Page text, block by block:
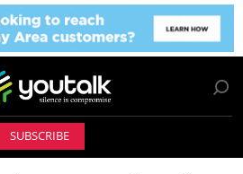
SUBSCRIBE